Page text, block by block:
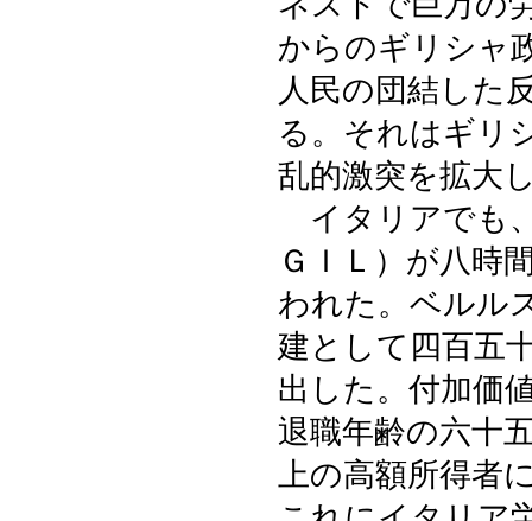
からのギリシャ
人民の団結した
る。それはギリ
乱的激突を拡大
イタリアでも
ＧＩＬ）が八時
われた。ベルル
建として四百五
出した。付加価
退職年齢の六十
上の高額所得者